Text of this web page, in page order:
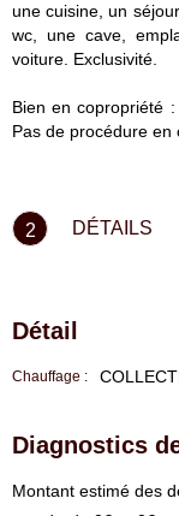
une cuisine, un
wc, une cave,
voiture. Exclusivité.
Bien en copropriété
Pas de procédure en
2 DÉTAILS
Détail
Chauffage :
Diagnostics
⁠Montant estimé des